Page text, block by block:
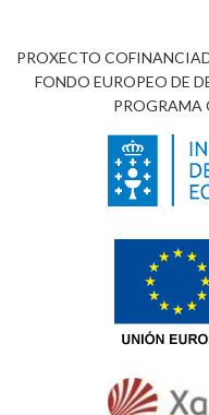
PROXECTO
FONDO EUROPEO DE
PROGRAMA